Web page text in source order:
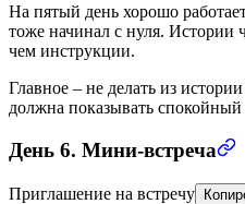
На пятый день хорошо
тоже начинал с нуля. Истории
чем инструкции.
Главное – не делать из
должна показывать
День 6. Мини-встреча
Приглашение на встречу